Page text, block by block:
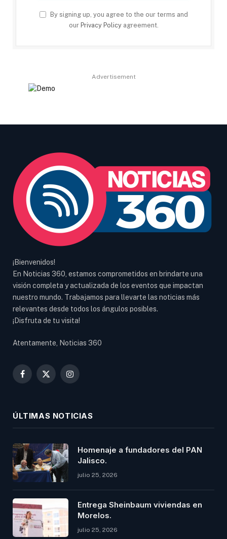
By signing up, you agree to the our terms and
our Privacy Policyagreement.
Advertisement
¡Bienvenidos!
En Noticias 360, estamos comprometidos en brindarte una
visión completa y actualizada de los eventos que impactan
nuestro mundo. Trabajamos para llevarte las noticias más
relevantes desde todos los ángulos posibles.
¡Disfruta de tu visita!
Atentamente, Noticias 360
Facebook
X
Instagram
ÚLTIMAS NOTICIAS
Homenaje a fundadores del PAN
Jalisco.
julio 25, 2026
Entrega Sheinbaum viviendas en
Morelos.
julio 25, 2026